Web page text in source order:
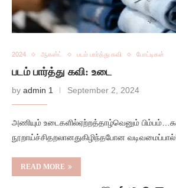
2024 ஆகஸ்ட் படம் பார்த்து கவி போட்டிகள்
படம் பார்த்து கவி: உடை
by admin 1 September 2, 2024
அணியும் உடைகளில்ஏற்றத்தாழ்வெனும்
நூறாய்ச்சிதறலானதுகிழிந்தபோன
READ MORE